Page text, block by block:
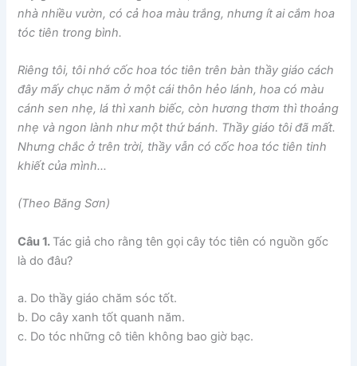
nhà nhiều vườn, có cả hoa màu trắng, nhưng ít ai cắm hoa
tóc tiên trong bình.
Riêng tôi, tôi nhớ cốc hoa tóc tiên trên bàn thầy giáo cách
đây mấy chục năm ở một cái thôn hẻo lánh, hoa có màu
cánh sen nhẹ, lá thì xanh biếc, còn hương thơm thì thoảng
nhẹ và ngon lành như một thứ bánh. Thầy giáo tôi đã mất.
Nhưng chắc ở trên trời, thầy vẫn có cốc hoa tóc tiên tinh
khiết của mình…
(Theo Băng Sơn)
Câu 1. Tác giả cho rằng tên gọi cây tóc tiên có nguồn gốc
là do đâu?
a. Do thầy giáo chăm sóc tốt.
b. Do cây xanh tốt quanh năm.
c. Do tóc những cô tiên không bao giờ bạc.